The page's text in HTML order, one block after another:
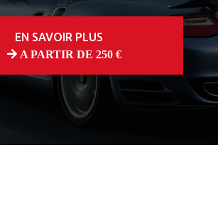
EN SAVOIR PLUS
A PARTIR DE 250 €